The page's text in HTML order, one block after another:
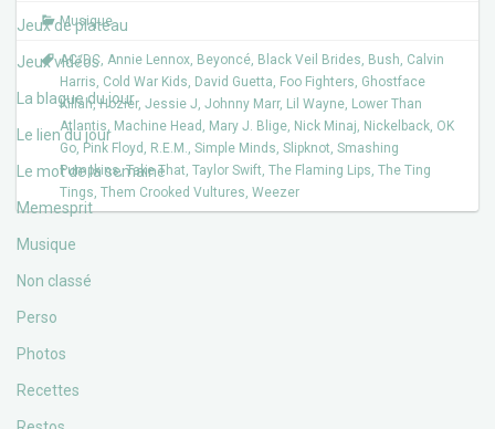
Jeux de plateau
Jeux vidéos
La blague du jour
Le lien du jour
Le mot de la semaine
Memesprit
Musique
Non classé
Perso
Photos
Recettes
Musique
AC/DC, Annie Lennox, Beyoncé, Black Veil Brides, Bush, Calvin
Harris, Cold War Kids, David Guetta, Foo Fighters, Ghostface
Killah,Hozier, Jessie J, Johnny Marr, Lil Wayne, Lower Than
Atlantis, Machine Head , Mary J. Blige, Nick Minaj, Nickelback, OK
Go, Pink Floyd , R.E.M., Simple Minds, Slipknot, Smashing
Pumpkins,Take That, Taylor Swift, The Flaming Lips, The Ting
Tings, Them Crooked Vultures, Weezer